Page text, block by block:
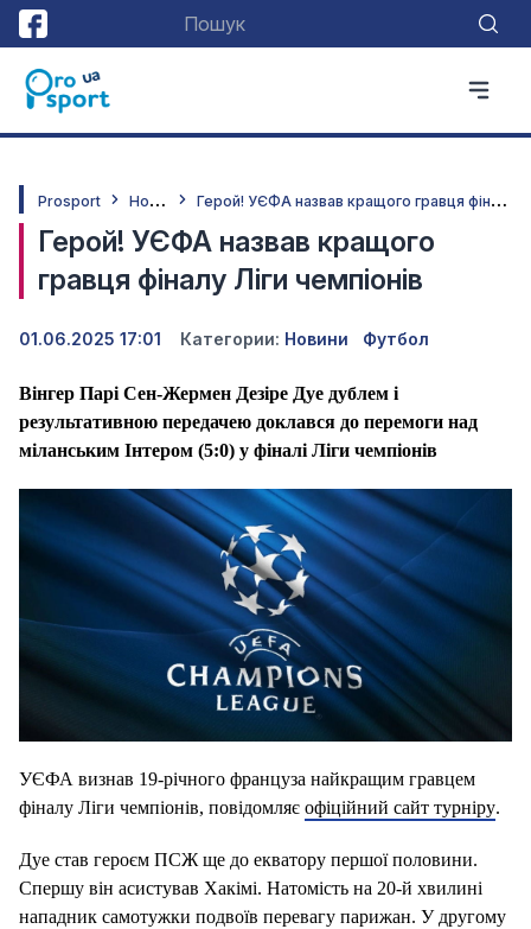
Prosport Н
овини Г
ерой! УЄФА назвав кращого гравця фіналу Ліги чемпіонів
Герой! УЄФА назвав кращого
гравця фіналу Ліги чемпіонів
01.06.2025 17:01 Категории: Новини Футбол
Вінгер Парі Сен-Жермен Дезіре Дуе дублем і
результативною передачею доклався до перемоги над
міланським Інтером (5:0) у фіналі Ліги чемпіонів
УЄФА визнав 19-річного француза найкращим гравцем
фіналу Ліги чемпіонів, повідомляє офіційний сайт турніру.
Дуе став героєм ПСЖ ще до екватору першої половини.
Спершу він асистував Хакімі. Натомість на 20-й хвилині
нападник самотужки подвоїв перевагу парижан. У другому